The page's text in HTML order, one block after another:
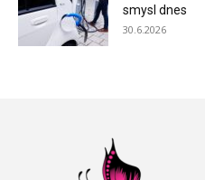
smysl dnes
30.6.2026